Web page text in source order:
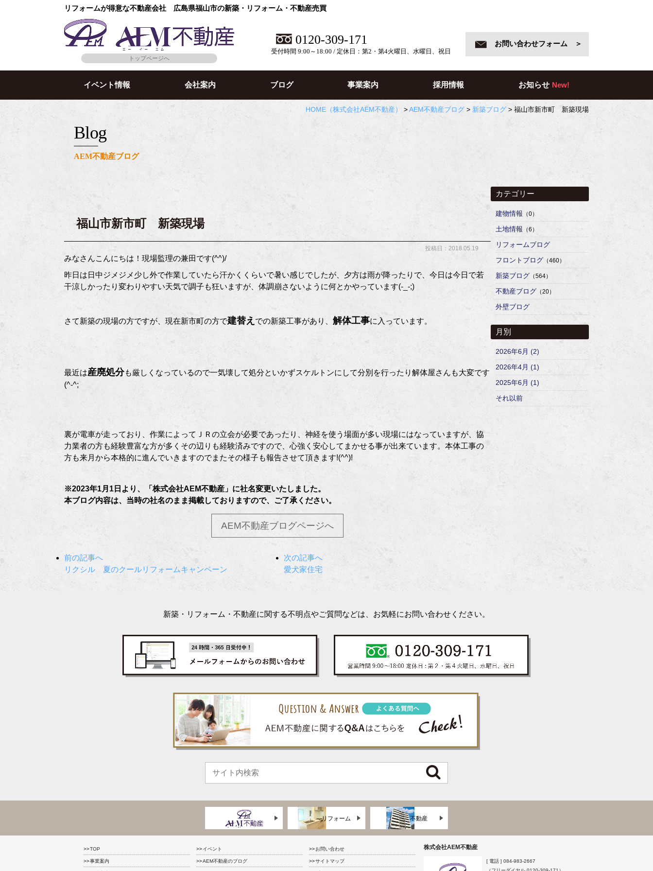
リフォームが得意な不動産会社 広島県福山市の新築・リフォーム・不動産売買
トップページへ
0120-309-171
受付時間 9:00～18:00 / 定休日：第2・第4火曜日、水曜日、祝日
お問い合わせフォーム ＞
イベント情報 会社案内 ブログ 事業案内 採用情報 お知らせ New!
HOME （株式会社AEM不動産） >AEM不動産ブログ > 新築ブログ > 福山市新市町 新築現場
blog
AEM不動産ブログ
福山市新市町 新築現場
投稿日：2018.05.19
みなさんこんにちは！現場監理の兼田です(^^)/
昨日は日中ジメジメ少し外で作業していたら汗かくくらいで暑い感じでしたが、夕方は雨が降ったりで、今日は今日で若
干涼しかったり変わりやすい天気で調子も狂いますが、体調崩さないように何とかやっています(-_-;)
さて新築の現場の方ですが、現在新市町の方で建替え での新築工事があり、 解体工事に入っています。
最近は産廃処分も厳しくなっているので一気壊して処分といかずスケルトンにして分別を行ったり解体屋さんも大変です
(^-^;
裏が電車が走っており、作業によってＪＲの立会が必要であったり、神経を使う場面が多い現場にはなっていますが、協
力業者の方も経験豊富な方が多くその辺りも経験済みですので、心強く安心してまかせる事が出来ています。本体工事の
方も来月から本格的に進んでいきますのでまたその様子も報告させて頂きます!(^^)!
※2023年1月1日より、「株式会社AEM不動産」に社名変更いたしました。
本ブログ内容は、当時の社名のまま掲載しておりますので、ご了承ください。
AEM不動産ブログページへ
前の記事へ
リクシル 夏のクールリフォームキャンペーン
次の記事へ
愛犬家住宅
カテゴリー
建物情報 （0）
土地情報 （6）
リフォームブログ
フロントブログ （460）
新築ブログ （564）
不動産ブログ （20）
外壁ブログ
月別
2026年6月 (2)
2026年4月 (1)
2025年6月 (1)
それ以前
新築・リフォーム・不動産に関する不明点やご質問などは、お気軽にお問い合わせください。
リフォーム 不動産
TOP
事業案内
イベント
AEM不動産のブログ
お問い合わせ
サイトマップ
株式会社AEM不動産
[ 電話 ] 084-983-2667